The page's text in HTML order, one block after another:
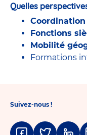
Quelles
Coordination
Fonctions
Mobilité
Formations
Suivez-nous !